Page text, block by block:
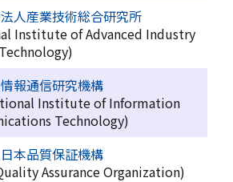
人産業技術総合研究所
Institute of Advanced Industry
報通信研究機構
Institute of Information
Technology)
本品質保証機構
Assurance Organization)